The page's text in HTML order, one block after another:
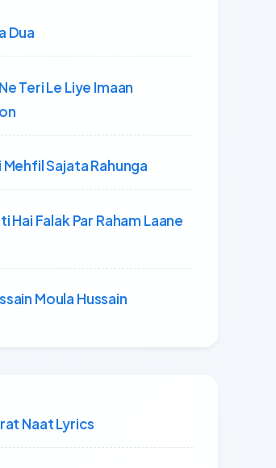
Dua
Teri Le Liye Imaan
Mehfil Sajata Rahunga
Hai Falak Par Raham Laane
Moula Hussain
Naat Lyrics